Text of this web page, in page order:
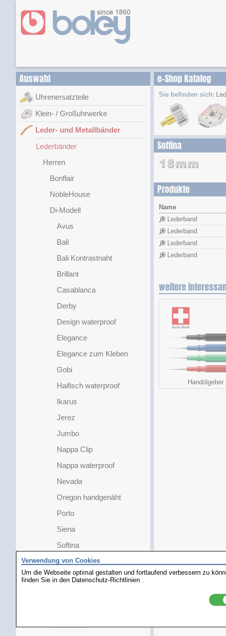
Auswahl
Uhrenersatzteile
Klein- / Großuhrwerke
Leder- und Metallbänder
Lederbänder
Herren
Bonflair
NobleHouse
Di-Modell
Avus
Bali
Bali Kontrastnaht
Brillant
Casablanca
Derby
Design waterproof
Elegance
Elegance zum Kleben
Gobi
Haifisch waterproof
Ikarus
Jerez
Jumbo
Nappa Clip
Nappa waterproof
Nevada
Oregon handgenäht
Porto
Siena
Softina
Tiffany
Tivoli
Faltschließe
e-Shop Katalog
Sie befinden sich:
Softina
Produkte
Name
Lederband
Lederband
Lederband
Lederband
weitere
Handölgeber
Verwendung von Cookies
Um die Webseite optimal gestalten und fortlaufend verbessern zu
finden Sie in den Datenschutz-Richtlinien